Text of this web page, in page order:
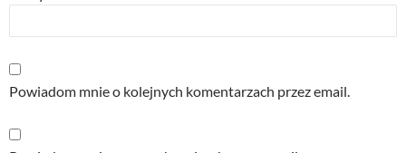
Powiadom mnie o kolejnych komentarzach przez email.